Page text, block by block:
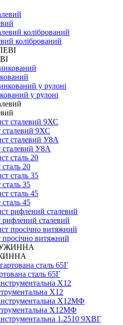
колібрований
у рулоні
сталевий 9ХС
сталевий У8А
20
35
45
рифлений сталевий
просічно витяжний
сталь 65Г
Х12
Х12МФ